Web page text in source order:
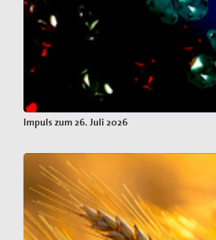
Impuls zum 26. Juli 2026